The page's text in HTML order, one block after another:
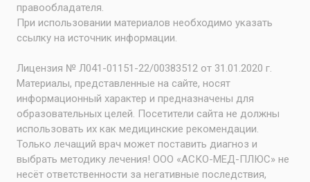
правообладателя.
При использовании материалов необходимо указать
ссылку на источник информации.
Лицензия № Л041-01151-22/00383512 от 31.01.2020 г.
Материалы, представленные на сайте, носят
информационный характер и предназначены для
образовательных целей. Посетители сайта не должны
использовать их как медицинские рекомендации.
Только лечащий врач может поставить диагноз и
выбрать методику лечения! ООО «АСКО-МЕД-ПЛЮС» не
несёт ответственности за негативные последствия,